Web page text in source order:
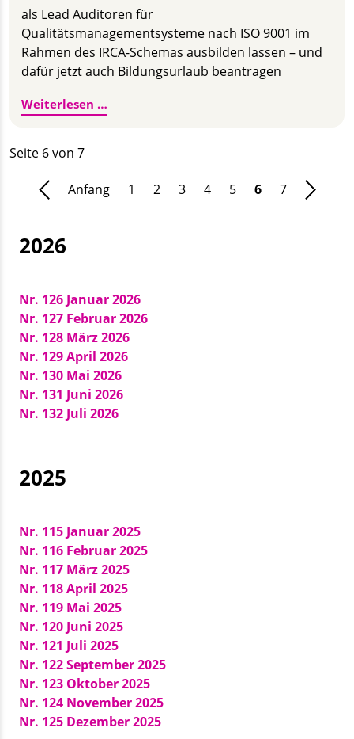
als Lead Auditoren für
Qualitätsmanagementsysteme nach ISO 9001 im
Rahmen des IRCA-Schemas ausbilden lassen – und
dafür jetzt auch Bildungsurlaub beantragen
Weiterlesen …
Seite 6 von 7
Anfang 1 2 3 4 5 6 7
2026
Nr. 126 Januar 2026
Nr. 127 Februar 2026
Nr. 128 März 2026
Nr. 129 April 2026
Nr. 130 Mai 2026
Nr. 131 Juni 2026
Nr. 132 Juli 2026
2025
Nr. 115 Januar 2025
Nr. 116 Februar 2025
Nr. 117 März 2025
Nr. 118 April 2025
Nr. 119 Mai 2025
Nr. 120 Juni 2025
Nr. 121 Juli 2025
Nr. 122 September 2025
Nr. 123 Oktober 2025
Nr. 124 November 2025
Nr. 125 Dezember 2025